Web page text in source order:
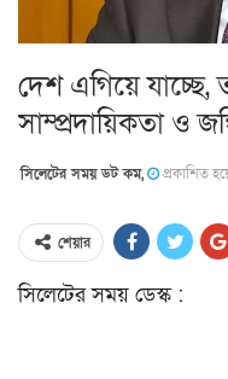
দেশ এগিয়ে যাচ্ছে,
সাম্প্রদায়িকতা ও
সিলেটের সময় ডট কম, প্রকাশিত
শেয়ার
সিলেটের সময় ডেস্ক :